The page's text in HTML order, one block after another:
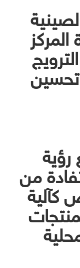
من
كآلية